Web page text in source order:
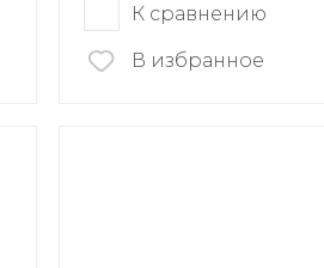
К сравнению
В избранное